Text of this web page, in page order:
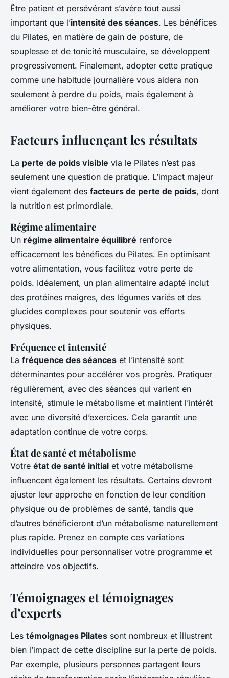
Être patient et persévérant s’avère tout aussi
important que l’intensité des séances. Les bénéfices
du Pilates, en matière de gain de posture, de
souplesse et de tonicité musculaire, se développent
progressivement. Finalement, adopter cette pratique
comme une habitude journalière vous aidera non
seulement à perdre du poids, mais également à
améliorer votre bien-être général.
Facteurs influençant les résultats
La perte de poids visible via le Pilates n’est pas
seulement une question de pratique. L’impact majeur
vient également des facteurs de perte de poids, dont
la nutrition est primordiale.
Régime alimentaire
Un régime alimentaire équilibré renforce
efficacement les bénéfices du Pilates. En optimisant
votre alimentation, vous facilitez votre perte de
poids. Idéalement, un plan alimentaire adapté inclut
des protéines maigres, des légumes variés et des
glucides complexes pour soutenir vos efforts
physiques.
Fréquence et intensité
La fréquence des séances et l’intensité sont
déterminantes pour accélérer vos progrès. Pratiquer
régulièrement, avec des séances qui varient en
intensité, stimule le métabolisme et maintient l’intérêt
avec une diversité d’exercices. Cela garantit une
adaptation continue de votre corps.
État de santé et métabolisme
Votre état de santé initial et votre métabolisme
influencent également les résultats. Certains devront
ajuster leur approche en fonction de leur condition
physique ou de problèmes de santé, tandis que
d’autres bénéficieront d’un métabolisme naturellement
plus rapide. Prenez en compte ces variations
individuelles pour personnaliser votre programme et
atteindre vos objectifs.
Témoignages et témoignages
d’experts
Les témoignages Pilates sont nombreux et illustrent
bien l’impact de cette discipline sur la perte de poids.
Par exemple, plusieurs personnes partagent leurs